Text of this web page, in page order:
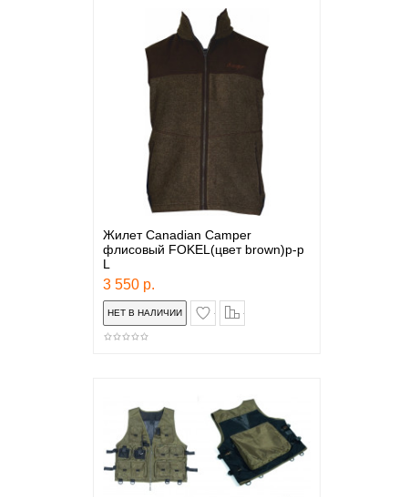
Жилет Canadian Camper
флисовый FOKEL(цвет brown)р-р
L
3 550 р.
в закладки